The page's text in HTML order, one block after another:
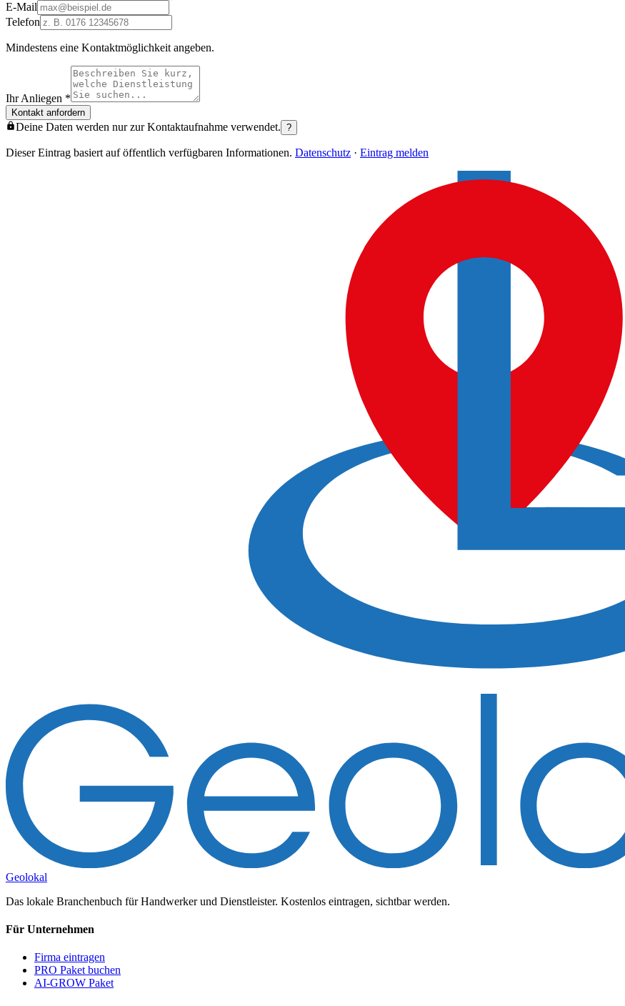
E-Mail
Telefon
Mindestens eine Kontaktmöglichkeit angeben.
Ihr Anliegen *
Kontakt anfordern
Deine Daten werden nur zur Kontaktaufnahme verwendet. ?
Dieser Eintrag basiert auf öffentlich verfügbaren Informationen. Datenschutz · Eintrag melden
Geolokal
Das lokale Branchenbuch für Handwerker und Dienstleister. Kostenlos eintragen, sichtbar werden.
Für Unternehmen
Firma eintragen
PRO Paket buchen
AI-GROW Paket